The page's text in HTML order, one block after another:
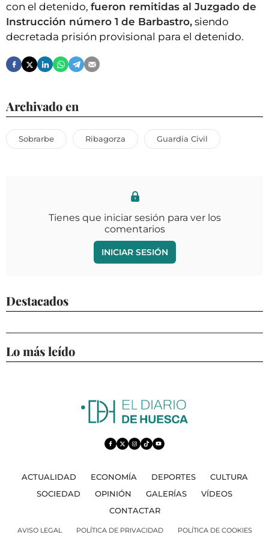
con el detenido, fueron remitidas al Juzgado de
Instrucción número 1 de Barbastro, siendo
decretada prisión provisional para el detenido.
Archivado en
Sobrarbe Ribagorza Guardia Civil
Tienes que iniciar sesión para ver los
comentarios
INICIAR SESIÓN
Destacados
Lo más leído
ACTUALIDAD ECONOMÍA DEPORTES
CULTURA
SOCIEDAD
OPINIÓN GALERÍAS
VÍDEOS
CONTACTAR
AVISO LEGAL POLÍTICA DE PRIVACIDAD POLÍTICA DE COOKIES